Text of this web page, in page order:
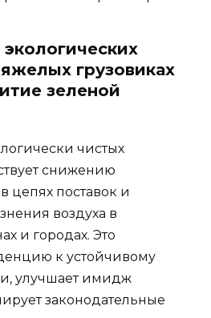
грузовиках
зеленой
чистых
снижению
цепях поставок и
воздуха в
и городах. Это
к устойчивому
улучшает имидж
законодательные